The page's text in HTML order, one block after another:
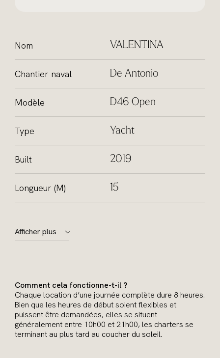
Nom VALENTINA
Chantier naval De Antonio
Modèle D46 Open
Type Yacht
Built 2019
Longueur (M) 15
Afficher plus
Comment cela fonctionne-t-il ?
Chaque location d’une journée complète dure 8 heures.
Bien que les heures de début soient flexibles et
puissent être demandées, elles se situent
généralement entre 10h00 et 21h00, les charters se
terminant au plus tard au coucher du soleil.